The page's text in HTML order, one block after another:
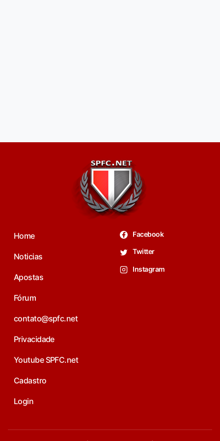
Home
Noticias
Apostas
Fórum
contato@spfc.net
Privacidade
Youtube SPFC.net
Cadastro
Login
Facebook
Twitter
Instagram